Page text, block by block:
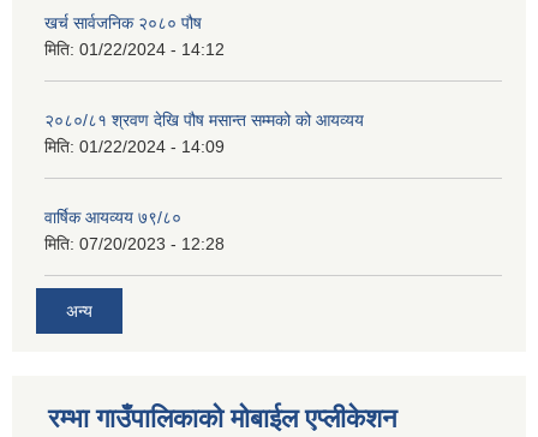
खर्च सार्वजनिक २०८० पौष
मिति: 01/22/2024 - 14:12
२०८०/८१ श्रवण देखि पौष मसान्त सम्मको को आयव्यय
मिति: 01/22/2024 - 14:09
वार्षिक आयव्यय ७९/८०
मिति: 07/20/2023 - 12:28
अन्य
रम्भा गाउँपालिकाको मोबाईल एप्लीकेशन